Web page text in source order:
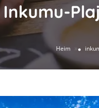
Inkumu-
Heim »